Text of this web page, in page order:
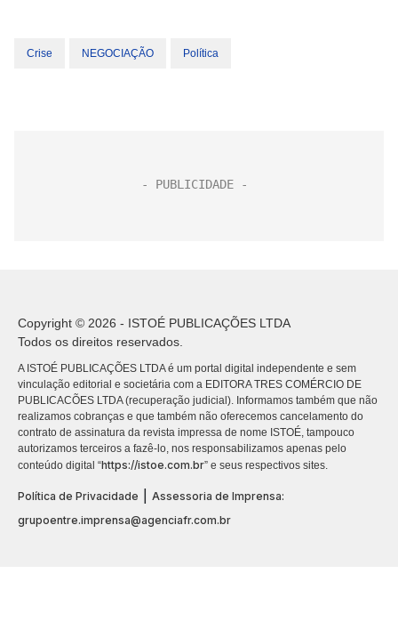
Crise NEGOCIAÇÃO Política
Copyright © 2026 - ISTOÉ PUBLICAÇÕES LTDA
Todos os direitos reservados.
A ISTOÉ PUBLICAÇÕES LTDA é um portal digital independente e sem
vinculação editorial e societária com a EDITORA TRES COMÉRCIO DE
PUBLICACÕES LTDA (recuperação judicial). Informamos também que não
realizamos cobranças e que também não oferecemos cancelamento do
contrato de assinatura da revista impressa de nome ISTOÉ, tampouco
autorizamos terceiros a fazê-lo, nos responsabilizamos apenas pelo
conteúdo digital “https://istoe.com.br” e seus respectivos sites.
Política de Privacidade
Assessoria de Imprensa:
grupoentre.imprensa@agenciafr.com.br